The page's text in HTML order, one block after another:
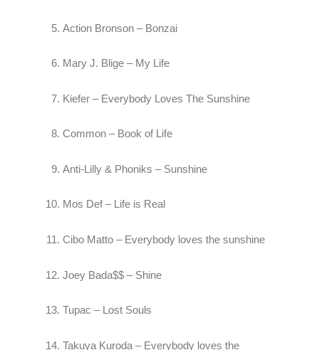
Action Bronson – Bonzai
Mary J. Blige – My Life
Kiefer – Everybody Loves The Sunshine
Common – Book of Life
Anti-Lilly & Phoniks – Sunshine
Mos Def – Life is Real
Cibo Matto – Everybody loves the sunshine
Joey Bada$$ – Shine
Tupac – Lost Souls
Takuya Kuroda – Everybody loves the